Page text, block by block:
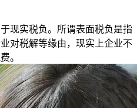
实税负。所谓表面税负是指
对税解等缘由，现实上企业不
。